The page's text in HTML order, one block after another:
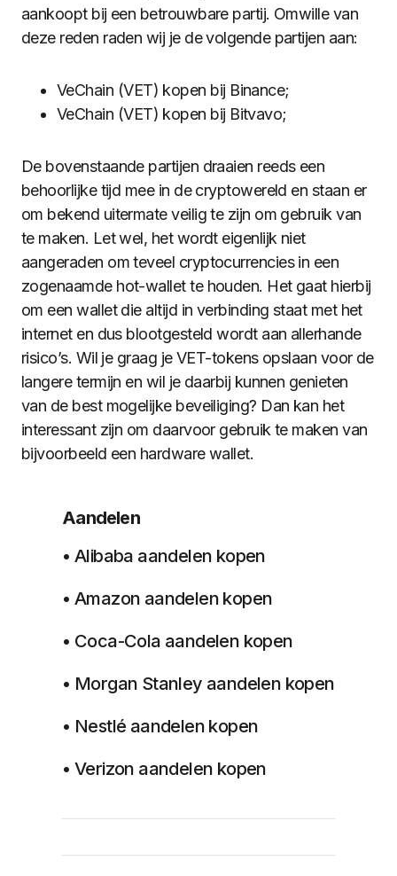
aankoopt bij een betrouwbare partij. Omwille van
deze reden raden wij je de volgende partijen aan:
VeChain (VET) kopen bij Binance;
VeChain (VET) kopen bij Bitvavo;
De bovenstaande partijen draaien reeds een
behoorlijke tijd mee in de cryptowereld en staan er
om bekend uitermate veilig te zijn om gebruik van
te maken. Let wel, het wordt eigenlijk niet
aangeraden om teveel cryptocurrencies in een
zogenaamde hot-wallet te houden. Het gaat hierbij
om een wallet die altijd in verbinding staat met het
internet en dus blootgesteld wordt aan allerhande
risico’s. Wil je graag je VET-tokens opslaan voor de
langere termijn en wil je daarbij kunnen genieten
van de best mogelijke beveiliging? Dan kan het
interessant zijn om daarvoor gebruik te maken van
bijvoorbeeld een hardware wallet.
Aandelen
• Alibaba aandelen kopen
• Amazon aandelen kopen
• Coca-Cola aandelen kopen
• Morgan Stanley aandelen kopen
• Nestlé aandelen kopen
• Verizon aandelen kopen